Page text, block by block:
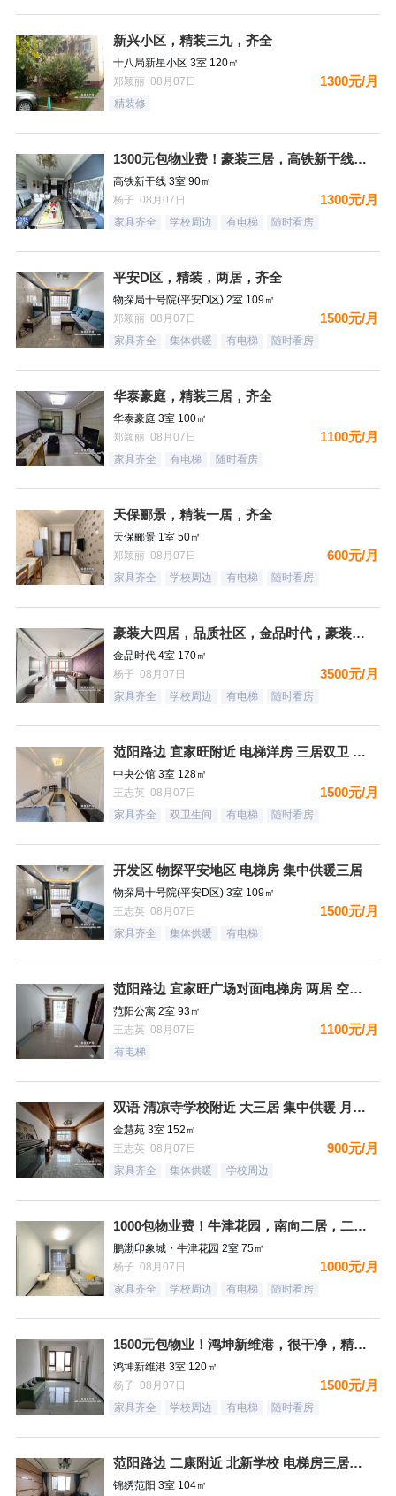
新兴小区，精装三九，齐全
十八局新星小区 3室 120㎡
郑颖丽 08月07日
1300元/月
精装修
1300元包物业费！豪装三居，高铁新干线，南向，采光好，家具
高铁新干线 3室 90㎡
杨子 08月07日
1300元/月
家具齐全 学校周边 有电梯 随时看房
平安D区，精装，两居，齐全
物探局十号院(平安D区) 2室 109㎡
郑颖丽 08月07日
1500元/月
家具齐全 集体供暖 有电梯 随时看房
华泰豪庭，精装三居，齐全
华泰豪庭 3室 100㎡
郑颖丽 08月07日
1100元/月
家具齐全 有电梯 随时看房
天保郦景，精装一居，齐全
天保郦景 1室 50㎡
郑颖丽 08月07日
600元/月
家具齐全 学校周边 有电梯 随时看房
豪装大四居，品质社区，金品时代，豪装双卫，看房有钥匙
金品时代 4室 170㎡
杨子 08月07日
3500元/月
家具齐全 学校周边 有电梯 随时看房
范阳路边 宜家旺附近 电梯洋房 三居双卫 有钥匙
中央公馆 3室 128㎡
王志英 08月07日
1500元/月
家具齐全 双卫生间 有电梯 随时看房
开发区 物探平安地区 电梯房 集中供暖三居
物探局十号院(平安D区) 3室 109㎡
王志英 08月07日
1500元/月
家具齐全 集体供暖 有电梯
范阳路边 宜家旺广场对面电梯房 两居 空房 可配齐
范阳公寓 2室 93㎡
王志英 08月07日
1100元/月
有电梯
双语 清凉寺学校附近 大三居 集中供暖 月租900
金慧苑 3室 152㎡
王志英 08月07日
900元/月
家具齐全 集体供暖 学校周边
1000包物业费！牛津花园，南向二居，二个空调，看房有钥匙
鹏渤印象城・牛津花园 2室 75㎡
杨子 08月07日
1000元/月
家具齐全 学校周边 有电梯 随时看房
1500元包物业！鸿坤新维港，很干净，精装自住标准，都齐全，
鸿坤新维港 3室 120㎡
杨子 08月07日
1500元/月
家具齐全 学校周边 有电梯 随时看房
范阳路边 二康附近 北新学校 电梯房三居室 拎包即住
锦绣范阳 3室 104㎡